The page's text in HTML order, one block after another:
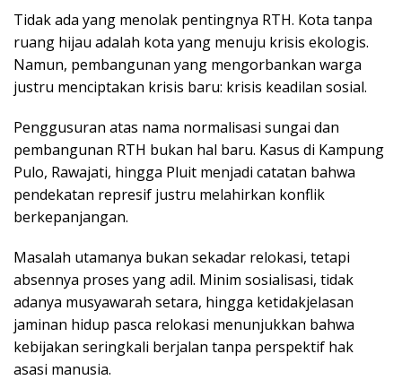
Tidak ada yang menolak pentingnya RTH. Kota tanpa
ruang hijau adalah kota yang menuju krisis ekologis.
Namun, pembangunan yang mengorbankan warga
justru menciptakan krisis baru: krisis keadilan sosial.
Penggusuran atas nama normalisasi sungai dan
pembangunan RTH bukan hal baru. Kasus di Kampung
Pulo, Rawajati, hingga Pluit menjadi catatan bahwa
pendekatan represif justru melahirkan konflik
berkepanjangan.
Masalah utamanya bukan sekadar relokasi, tetapi
absennya proses yang adil. Minim sosialisasi, tidak
adanya musyawarah setara, hingga ketidakjelasan
jaminan hidup pasca relokasi menunjukkan bahwa
kebijakan seringkali berjalan tanpa perspektif hak
asasi manusia.